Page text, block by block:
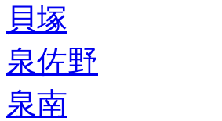
貝塚
泉佐野
泉南